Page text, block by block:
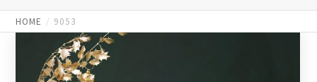
HOME 9053